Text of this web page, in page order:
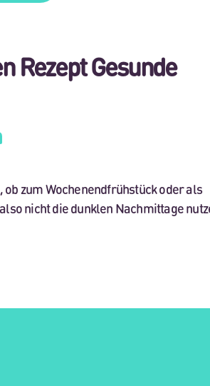
Rezept Gesunde
zum Wochenendfrühstück oder als
nicht die dunklen Nachmittage